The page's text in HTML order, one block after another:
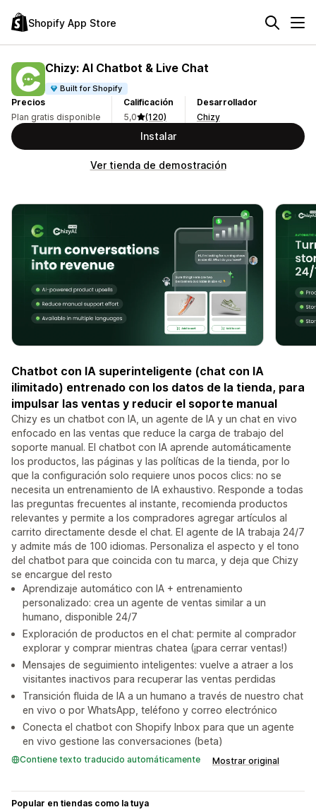
Shopify App Store
Chizy: AI Chatbot & Live Chat
Built for Shopify
Precios
Plan gratis disponible
Calificación
5,0
(120)
Desarrollador
Chizy
Instalar
Ver tienda de demostración
Chatbot con IA superinteligente (chat con IA
ilimitado) entrenado con los datos de la tienda, para
impulsar las ventas y reducir el soporte manual
Chizy es un chatbot con IA, un agente de IA y un chat en vivo
enfocado en las ventas que reduce la carga de trabajo del
soporte manual. El chatbot con IA aprende automáticamente
los productos, las páginas y las políticas de la tienda, por lo
que la configuración solo requiere unos pocos clics: no se
necesita un entrenamiento de IA exhaustivo. Responde a todas
las preguntas frecuentes al instante, recomienda productos
relevantes y permite a los compradores agregar artículos al
carrito directamente desde el chat. El agente de IA trabaja 24/7
y admite más de 100 idiomas. Personaliza el aspecto y el tono
del chatbot para que coincida con tu marca, y deja que Chizy
se encargue del resto
Aprendizaje automático con IA + entrenamiento
personalizado: crea un agente de ventas similar a un
humano, disponible 24/7
Exploración de productos en el chat: permite al comprador
explorar y comprar mientras chatea (¡para cerrar ventas!)
Mensajes de seguimiento inteligentes: vuelve a atraer a los
visitantes inactivos para recuperar las ventas perdidas
Transición fluida de IA a un humano a través de nuestro chat
en vivo o por WhatsApp, teléfono y correo electrónico
Conecta el chatbot con Shopify Inbox para que un agente
en vivo gestione las conversaciones (beta)
Contiene texto traducido automáticamente Mostrar original
Popular en tiendas como la tuya